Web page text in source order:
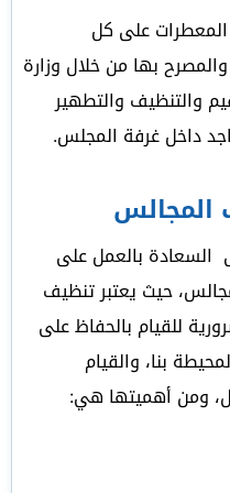
المعطرات على كل
بها من خلال وزارة
والتنظيف والتطهير
داخل غرفة المجلس.
المجالس
بالعمل على
حيث يعتبر تنظيف
للقيام بالحفاظ على
بنا، والقيام
ومن أهميتها هي: